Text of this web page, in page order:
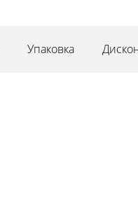
Упаковка